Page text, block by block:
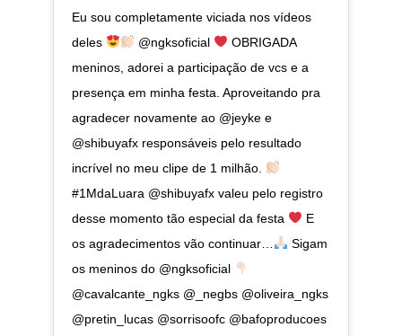
Eu sou completamente viciada nos vídeos
deles
@ngksoficial
OBRIGADA
meninos, adorei a participação de vcs e a
presença em minha festa. Aproveitando pra
agradecer novamente ao @jeyke e
@shibuyafx responsáveis pelo resultado
incrível no meu clipe de 1 milhão.
#1MdaLuara @shibuyafx valeu pelo registro
desse momento tão especial da festa
E
os agradecimentos vão continuar…
Sigam
os meninos do @ngksoficial
@cavalcante_ngks @_negbs @oliveira_ngks
@pretin_lucas @sorrisoofc @bafoproducoes